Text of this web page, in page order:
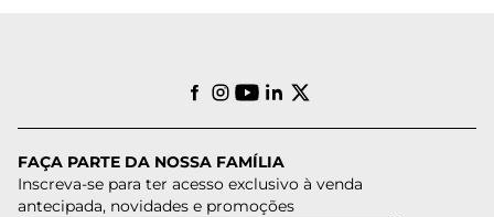
FAÇA PARTE DA NOSSA FAMÍLIA
Inscreva-se para ter acesso exclusivo à venda
antecipada, novidades e promoções